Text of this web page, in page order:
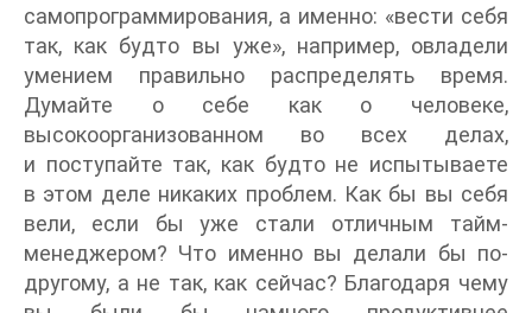
самопрограммирования, а именно: «вести себя
так, как будто вы уже», например, овладели
умением правильно распределять время.
Думайте о себе как о человеке,
высокоорганизованном во всех делах,
и поступайте так, как будто не испытываете
в этом деле никаких проблем. Как бы вы себя
вели, если бы уже стали отличным тайм-
менеджером? Что именно вы делали бы по-
другому, а не так, как сейчас? Благодаря чему